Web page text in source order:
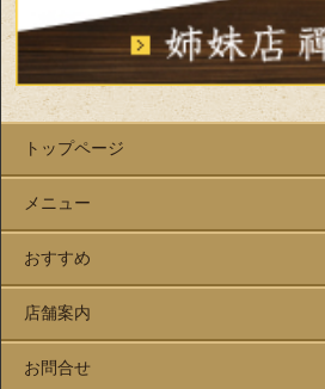
トップページ
メニュー
おすすめ
店舗案内
お問合せ